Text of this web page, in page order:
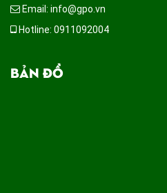
Email: info@gpo.vn
Hotline: 0911092004
BẢN ĐỒ